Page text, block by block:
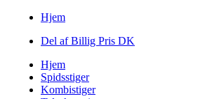
Hjem
Del af Billig Pris DK
Hjem
Spidsstiger
Kombistiger